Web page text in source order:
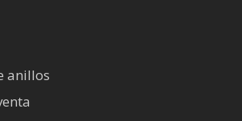
anillos